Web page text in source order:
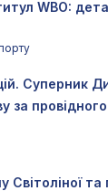
WBO:
Суперник
за провідного
Світоліної